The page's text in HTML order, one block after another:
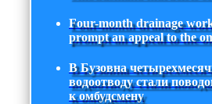
Four-month drainage
prompt an appeal to the
В Бузовна
водоотводу стали
к омбудсмену